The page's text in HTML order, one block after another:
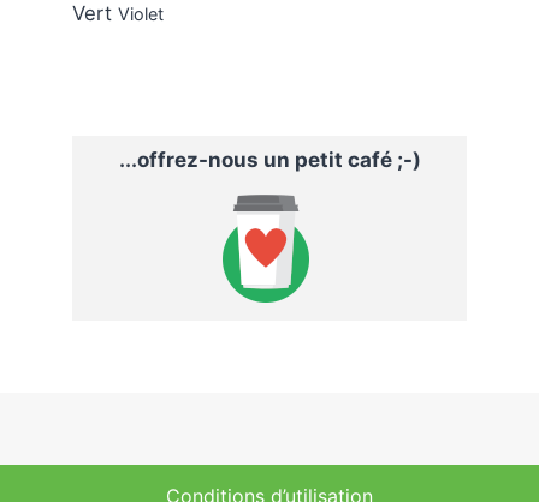
Vert Violet
...offrez-nous un petit café ;-)
Conditions d’utilisation